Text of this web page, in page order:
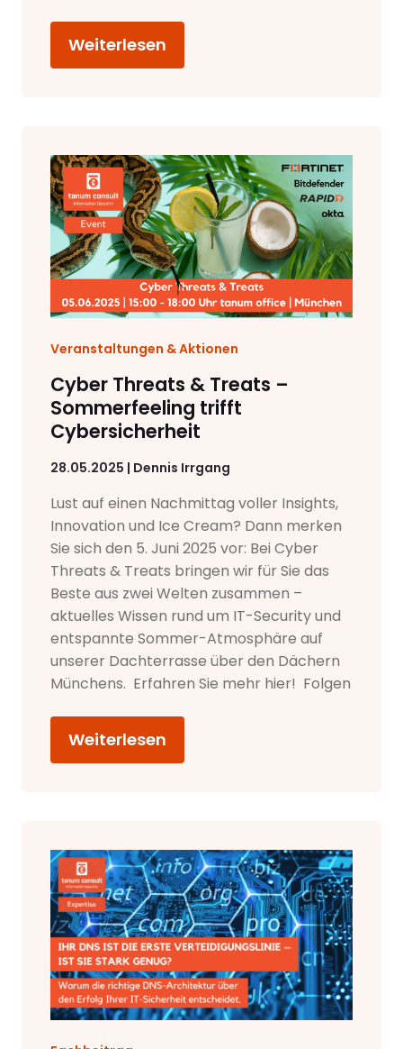
Weiterlesen
Veranstaltungen & Aktionen
Cyber Threats & Treats –
Sommerfeeling trifft
Cybersicherheit
28.05.2025 | Dennis Irrgang
Lust auf einen Nachmittag voller Insights,
Innovation und Ice Cream? Dann merken
Sie sich den 5. Juni 2025 vor: Bei Cyber
Threats & Treats bringen wir für Sie das
Beste aus zwei Welten zusammen –
aktuelles Wissen rund um IT-Security und
entspannte Sommer-Atmosphäre auf
unserer Dachterrasse über den Dächern
Münchens. Erfahren Sie mehr hier! Folgen
Weiterlesen